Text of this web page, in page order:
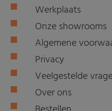
Werkplaats
Onze showrooms
Algemene
Privacy
Veelgestelde
Over ons